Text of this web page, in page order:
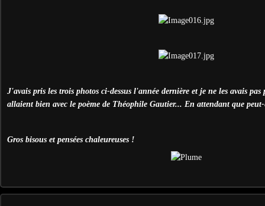
J'avais pris les trois photos ci-dessus l'année dernière et je ne les avais
allaient bien avec le poème de Théophile Gautier... En attendant que
Gros bisous et pensées chaleureuses !